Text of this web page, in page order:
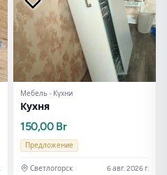
Мебель - Кухни
Кухня
150,00 Br
Предложение
Светлогорск 6 авг. 2026 г.